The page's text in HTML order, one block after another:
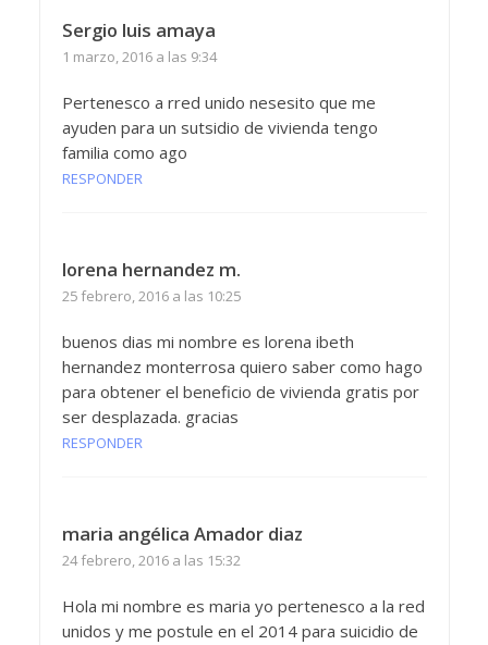
Sergio luis amaya
1 marzo, 2016 a las 9:34
Pertenesco a rred unido nesesito que me
ayuden para un sutsidio de vivienda tengo
familia como ago
RESPONDER
lorena hernandez m.
25 febrero, 2016 a las 10:25
buenos dias mi nombre es lorena ibeth
hernandez monterrosa quiero saber como hago
para obtener el beneficio de vivienda gratis por
ser desplazada. gracias
RESPONDER
maria angélica Amador diaz
24 febrero, 2016 a las 15:32
Hola mi nombre es maria yo pertenesco a la red
unidos y me postule en el 2014 para suicidio de